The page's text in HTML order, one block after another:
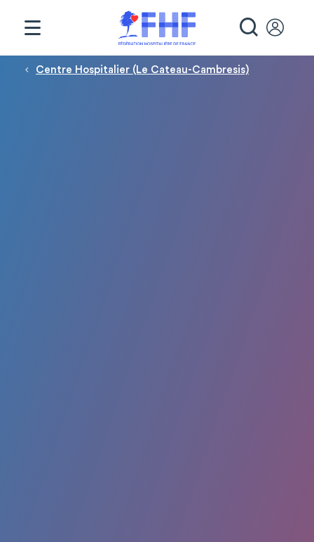
Fil d'Ariane
Centre Hospitalier (Le Cateau-Cambresis)
Panneau de gestion des cookies